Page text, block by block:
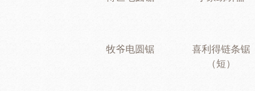
牧爷电圆锯
喜利得链条锯
（短）